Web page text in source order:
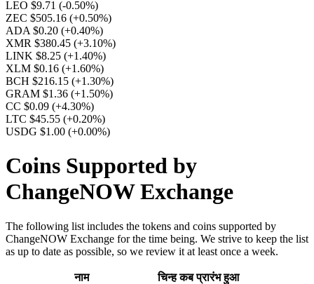
LEO $9.71 (-0.50%)
ZEC $505.16 (+0.50%)
ADA $0.20 (+0.40%)
XMR $380.45 (+3.10%)
LINK $8.25 (+1.40%)
XLM $0.16 (+1.60%)
BCH $216.15 (+1.30%)
GRAM $1.36 (+1.50%)
CC $0.09 (+4.30%)
LTC $45.55 (+0.20%)
USDG $1.00 (+0.00%)
Coins Supported by
ChangeNOW Exchange
The following list includes the tokens and coins supported by
ChangeNOW Exchange for the time being. We strive to keep the list
as up to date as possible, so we review it at least once a week.
नाम चिन्ह​ कब प्रारंभ हुआ